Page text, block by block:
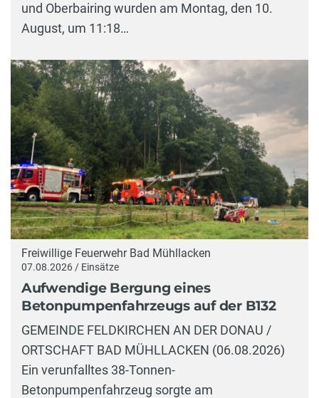
und Oberbairing wurden am Montag, den 10.
August, um 11:18…
Freiwillige Feuerwehr Bad Mühllacken
07.08.2026 / Einsätze
Aufwendige Bergung eines
Betonpumpenfahrzeugs auf der B132
GEMEINDE FELDKIRCHEN AN DER DONAU /
ORTSCHAFT BAD MÜHLLACKEN (06.08.2026)
Ein verunfalltes 38-Tonnen-
Betonpumpenfahrzeug sorgte am